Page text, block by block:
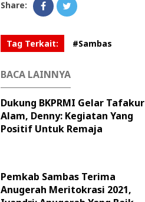
Share:
Tag Terkait: #Sambas
BACA LAINNYA
Dukung BKPRMI Gelar Tafakur
Alam, Denny: Kegiatan Yang
Positif Untuk Remaja
Pemkab Sambas Terima
Anugerah Meritokrasi 2021,